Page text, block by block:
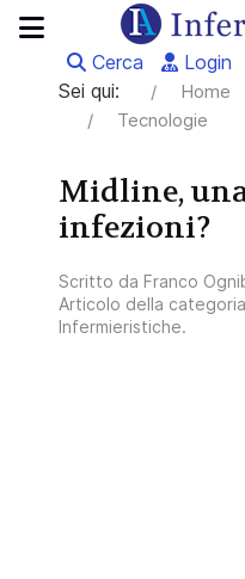
Cerca Login
Sei qui:
Home
Tecnologie
Midline,
infezioni?
Scritto da Franco
Articolo della
Infermieristiche.